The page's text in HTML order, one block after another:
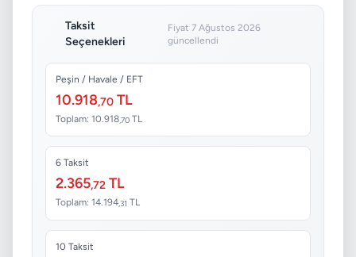
Taksit
Seçenekleri
Fiyat 7 Ağustos 2026
güncellendi
Peşin / Havale / EFT
10.918,70 TL
Toplam: 10.918,70 TL
6 Taksit
2.365,72 TL
Toplam: 14.194,31 TL
10 Taksit